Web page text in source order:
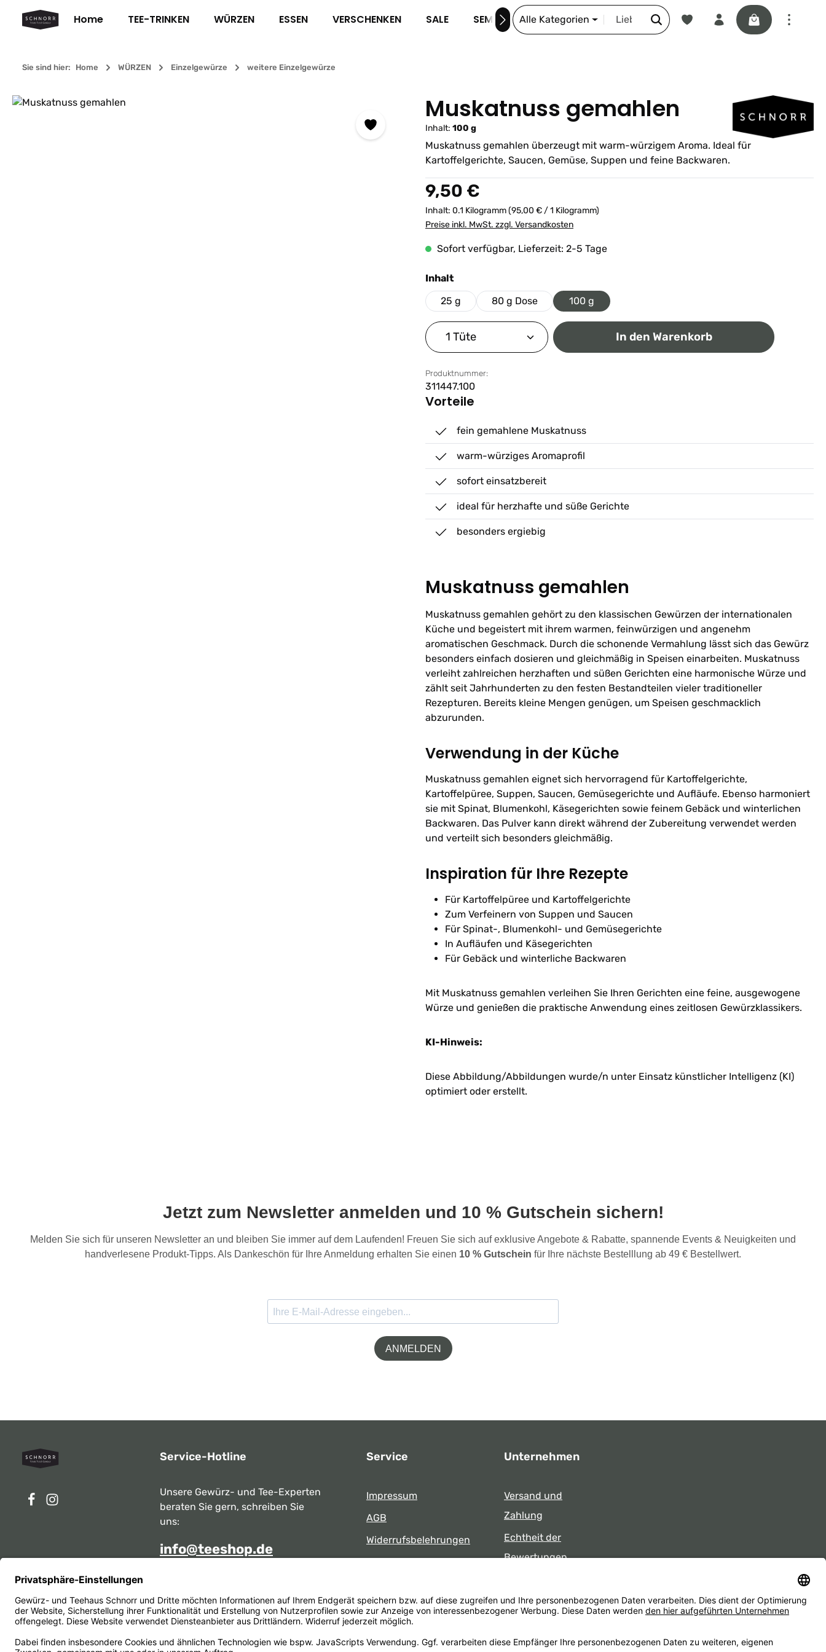
Hauptinhalt springen
Zur Suche springen
Zur Hauptnavigation springen
Home TEE-TRINKEN WÜRZEN ESSEN VERSCHENKEN SALE SEMINARE DIE SCHNORR-STORY
Alle Kategorien
Du hast 0 Produkte auf dem
Warenkorb
Sie sind hier: Home WÜRZEN Einzelgewürze weitere Einzelgewürze
Bildergalerie überspringen Muskatnuss gemahlen
Inhalt: 100 g
Muskatnuss gemahlen überzeugt mit warm-würzigem Aroma. Ideal für
Kartoffelgerichte, Saucen, Gemüse, Suppen und feine Backwaren.
Regulärer Preis:
9,50 €
Inhalt: 0.1 Kilogramm(95,00 € / 1 Kilogramm)
Preise inkl. MwSt. zzgl. Versandkosten
Sofort verfügbar, Lieferzeit: 2-5 Tage
Inhaltauswählen
25 g
80 g Dose 100 g
Produkt Anzahl: Gib den gewünschten Wert ein oder
In den Warenkorb
Produktnummer:
311447.100
Vorteile
fein gemahlene Muskatnuss
warm-würziges Aromaprofil
sofort einsatzbereit
ideal für herzhafte und süße Gerichte
besonders ergiebig
Muskatnuss gemahlen
Muskatnuss gemahlen gehört zu den klassischen Gewürzen der internationalen
Küche und begeistert mit ihrem warmen, feinwürzigen und angenehm
aromatischen Geschmack. Durch die schonende Vermahlung lässt sich das Gewürz
besonders einfach dosieren und gleichmäßig in Speisen einarbeiten. Muskatnuss
verleiht zahlreichen herzhaften und süßen Gerichten eine harmonische Würze und
zählt seit Jahrhunderten zu den festen Bestandteilen vieler traditioneller
Rezepturen. Bereits kleine Mengen genügen, um Speisen geschmacklich
abzurunden.
Verwendung in der Küche
Muskatnuss gemahlen eignet sich hervorragend für Kartoffelgerichte,
Kartoffelpüree, Suppen, Saucen, Gemüsegerichte und Aufläufe. Ebenso harmoniert
sie mit Spinat, Blumenkohl, Käsegerichten sowie feinem Gebäck und winterlichen
Backwaren. Das Pulver kann direkt während der Zubereitung verwendet werden
und verteilt sich besonders gleichmäßig.
Inspiration für Ihre Rezepte
Für Kartoffelpüree und Kartoffelgerichte
Zum Verfeinern von Suppen und Saucen
Für Spinat-, Blumenkohl- und Gemüsegerichte
In Aufläufen und Käsegerichten
Für Gebäck und winterliche Backwaren
Mit Muskatnuss gemahlen verleihen Sie Ihren Gerichten eine feine, ausgewogene
Würze und genießen die praktische Anwendung eines zeitlosen Gewürzklassikers.
KI-Hinweis:
Diese Abbildung/Abbildungen wurde/n unter Einsatz künstlicher Intelligenz (KI)
optimiert oder erstellt.
Jetzt zum Newsletter anmelden und 10 % Gutschein sichern!
Melden Sie sich für unseren Newsletter an und bleiben Sie immer auf dem Laufenden! Freuen Sie sich auf exklusive Angebote & Rabatte, spannende Events & Neuigkeiten und
handverlesene Produkt-Tipps. Als Dankeschön für Ihre Anmeldung erhalten Sie einen 10 % Gutschein für Ihre nächste Bestelllung ab 49 € Bestellwert.
ANMELDEN
Service-Hotline
Unsere Gewürz- und Tee-Experten
beraten Sie gern, schreiben Sie
uns:
info@teeshop.de
Mo - Sa zwischen 10:00 - 17:00 Uhr
unter:
Service
Impressum
AGB
Widerrufsbelehrungen
Datenschutz
Unternehmen
Versand und
Zahlung
Echtheit der
Bewertungen
Laden